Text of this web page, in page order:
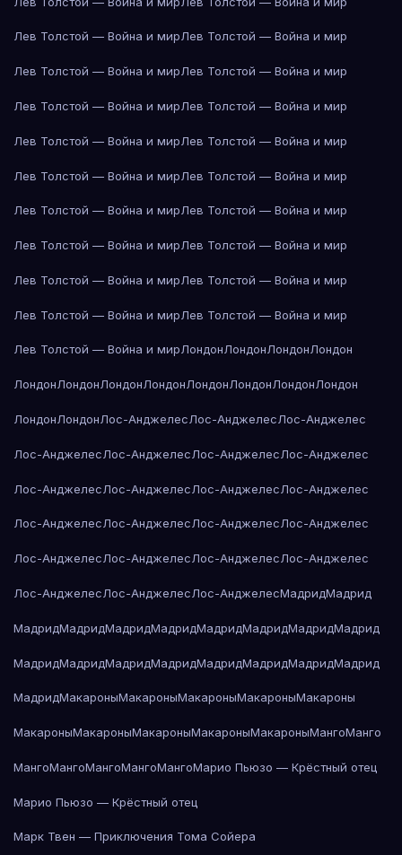
Лев Толстой — Война и мирЛев Толстой — Война и мир
Лев Толстой — Война и мирЛев Толстой — Война и мир
Лев Толстой — Война и мирЛев Толстой — Война и мир
Лев Толстой — Война и мирЛев Толстой — Война и мир
Лев Толстой — Война и мирЛев Толстой — Война и мир
Лев Толстой — Война и мирЛев Толстой — Война и мир
Лев Толстой — Война и мирЛев Толстой — Война и мир
Лев Толстой — Война и мирЛев Толстой — Война и мир
Лев Толстой — Война и мирЛев Толстой — Война и мир
Лев Толстой — Война и мирЛондонЛондонЛондонЛондон
ЛондонЛондонЛондонЛондонЛондонЛондонЛондонЛондон
ЛондонЛондонЛос-АнджелесЛос-АнджелесЛос-Анджелес
Лос-АнджелесЛос-АнджелесЛос-АнджелесЛос-Анджелес
Лос-АнджелесЛос-АнджелесЛос-АнджелесЛос-Анджелес
Лос-АнджелесЛос-АнджелесЛос-АнджелесЛос-Анджелес
Лос-АнджелесЛос-АнджелесЛос-АнджелесЛос-Анджелес
Лос-АнджелесЛос-АнджелесЛос-АнджелесМадридМадрид
МадридМадридМадридМадридМадридМадридМадридМадрид
МадридМадридМадридМадридМадридМадридМадридМадрид
МадридМакароныМакароныМакароныМакароныМакароны
МакароныМакароныМакароныМакароныМакароныМангоМанго
МангоМангоМангоМангоМангоМарио Пьюзо — Крёстный отец
Марио Пьюзо — Крёстный отец
Марк Твен — Приключения Тома Сойера